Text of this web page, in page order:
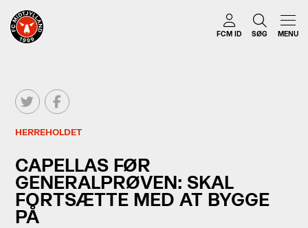
FCM ID SØG MENU
HERREHOLDET
CAPELLAS FØR
GENERALPRØVEN: SKAL
FORTSÆTTE MED AT BYGGE
PÅ